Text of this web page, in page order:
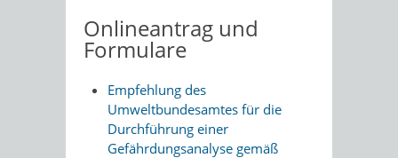
Onlineantrag und
Formulare
Empfehlung des
Umweltbundesamtes für die
Durchführung einer
Gefährdungsanalyse gemäß